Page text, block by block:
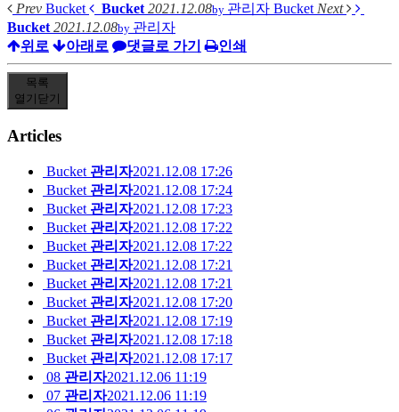
Prev Bucket Bucket 2021.12.08by 관리자 BucketNext
Bucket 2021.12.08by 관리자
위로
아래로 댓글로 가기 인쇄
목록
열기 닫기
Articles
Bucket 관리자2021.12.08 17:26
Bucket 관리자2021.12.08 17:24
Bucket 관리자2021.12.08 17:23
Bucket 관리자2021.12.08 17:22
Bucket 관리자2021.12.08 17:22
Bucket 관리자2021.12.08 17:21
Bucket 관리자2021.12.08 17:21
Bucket 관리자2021.12.08 17:20
Bucket 관리자2021.12.08 17:19
Bucket 관리자2021.12.08 17:18
Bucket 관리자2021.12.08 17:17
08 관리자2021.12.06 11:19
07 관리자2021.12.06 11:19